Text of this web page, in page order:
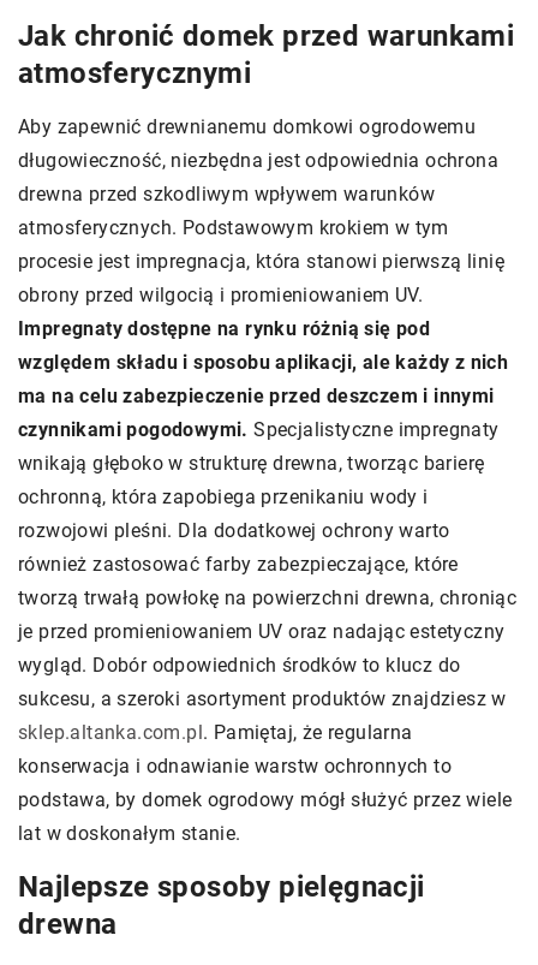
Jak chronić domek przed warunkami
atmosferycznymi
Aby zapewnić drewnianemu domkowi ogrodowemu
długowieczność, niezbędna jest odpowiednia ochrona
drewna przed szkodliwym wpływem warunków
atmosferycznych. Podstawowym krokiem w tym
procesie jest impregnacja, która stanowi pierwszą linię
obrony przed wilgocią i promieniowaniem UV.
Impregnaty dostępne na rynku różnią się pod
względem składu i sposobu aplikacji, ale każdy z nich
ma na celu zabezpieczenie przed deszczem i innymi
czynnikami pogodowymi. Specjalistyczne impregnaty
wnikają głęboko w strukturę drewna, tworząc barierę
ochronną, która zapobiega przenikaniu wody i
rozwojowi pleśni. Dla dodatkowej ochrony warto
również zastosować farby zabezpieczające, które
tworzą trwałą powłokę na powierzchni drewna, chroniąc
je przed promieniowaniem UV oraz nadając estetyczny
wygląd. Dobór odpowiednich środków to klucz do
sukcesu, a szeroki asortyment produktów znajdziesz w
sklep.altanka.com.pl . Pamiętaj, że regularna
konserwacja i odnawianie warstw ochronnych to
podstawa, by domek ogrodowy mógł służyć przez wiele
lat w doskonałym stanie.
Najlepsze sposoby pielęgnacji
drewna